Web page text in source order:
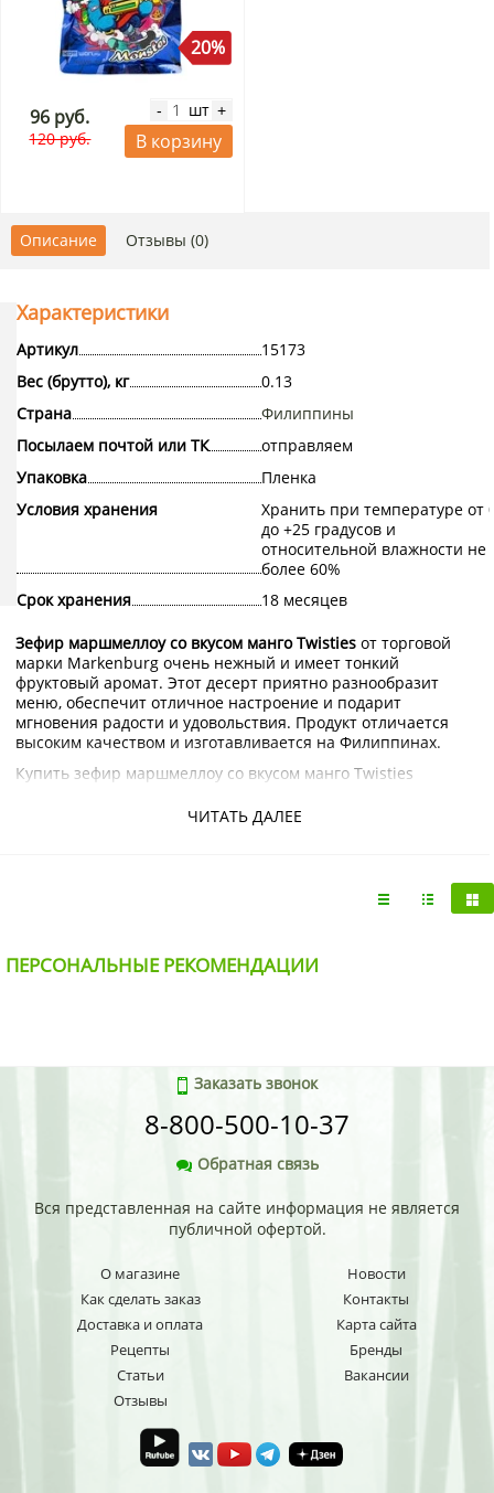
20%
96 руб.
120 руб.
- шт +
В корзину
Описание Отзывы (0)
ЧИТАТЬ ДАЛЕЕ
Характеристики
Артикул
15173
Вес (брутто), кг
0.13
Страна
Филиппины
Посылаем почтой или ТК
отправляем
Упаковка
Пленка
Условия хранения
Хранить при температуре от
до +25 градусов и
относительной влажности не
более 60%
Срок хранения
18 месяцев
Зефир маршмеллоу со вкусом манго Twisties от торговой
марки Markenburg очень нежный и имеет тонкий
фруктовый аромат. Этот десерт приятно разнообразит
меню, обеспечит отличное настроение и подарит
мгновения радости и удовольствия. Продукт отличается
высоким качеством и изготавливается на Филиппинах.
Купить зефир маршмеллоу со вкусом манго Twisties
можно в интернет-магазине KorShop.ru.
ПЕРСОНАЛЬНЫЕ РЕКОМЕНДАЦИИ
Заказать звонок
8-800-500-10-37
Обратная связь
Вся представленная на сайте информация не является
публичной офертой.
О магазине
Как сделать заказ
Доставка и оплата
Рецепты
Статьи
Отзывы
Новости
Контакты
Карта сайта
Бренды
Вакансии